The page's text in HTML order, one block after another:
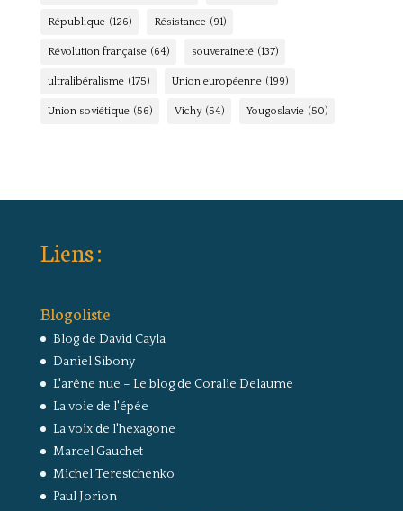
République (126) Résistance (91)
Révolution française (64) souveraineté (137)
ultralibéralisme (175) Union européenne (199)
Union soviétique (56) Vichy (54) Yougoslavie (50)
Liens :
Blogoliste
Blog de David Cayla
Daniel Sibony
L'arêne nue – Le blog de Coralie Delaume
La voie de l'épée
La voix de l'hexagone
Marcel Gauchet
Michel Terestchenko
Paul Jorion